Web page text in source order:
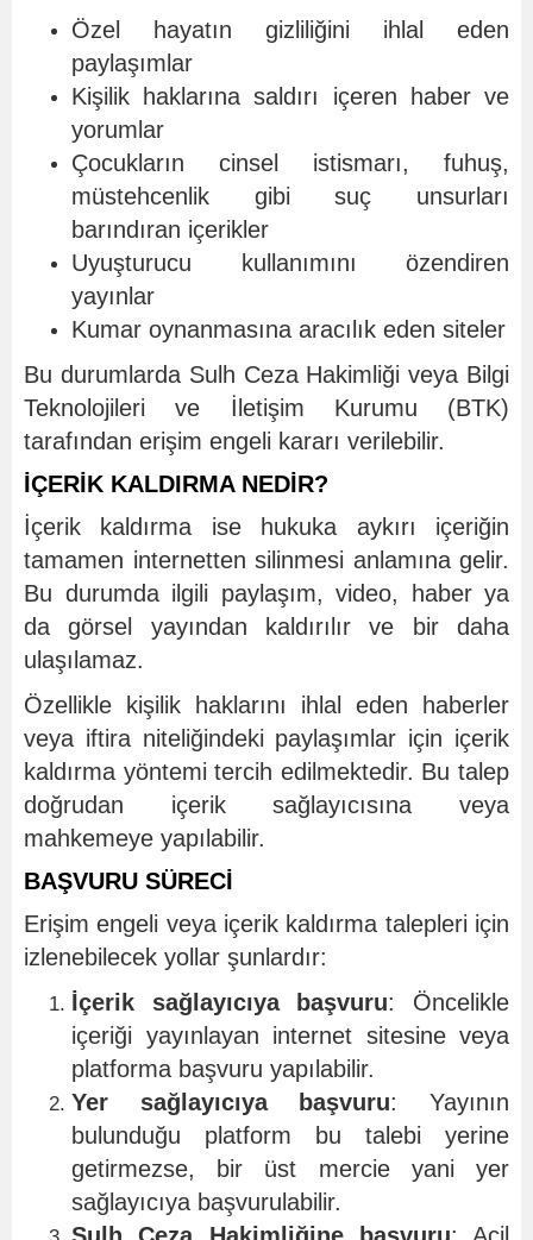
Özel hayatın gizliliğini ihlal eden
paylaşımlar
Kişilik haklarına saldırı içeren haber ve
yorumlar
Çocukların cinsel istismarı, fuhuş,
müstehcenlik gibi suç unsurları
barındıran içerikler
Uyuşturucu kullanımını özendiren
yayınlar
Kumar oynanmasına aracılık eden siteler
Bu durumlarda Sulh Ceza Hakimliği veya Bilgi
Teknolojileri ve İletişim Kurumu (BTK)
tarafından erişim engeli kararı verilebilir.
İÇERİK KALDIRMA NEDİR?
İçerik kaldırma ise hukuka aykırı içeriğin
tamamen internetten silinmesi anlamına gelir.
Bu durumda ilgili paylaşım, video, haber ya
da görsel yayından kaldırılır ve bir daha
ulaşılamaz.
Özellikle kişilik haklarını ihlal eden haberler
veya iftira niteliğindeki paylaşımlar için içerik
kaldırma yöntemi tercih edilmektedir. Bu talep
doğrudan içerik sağlayıcısına veya
mahkemeye yapılabilir.
BAŞVURU SÜRECİ
Erişim engeli veya içerik kaldırma talepleri için
izlenebilecek yollar şunlardır:
İçerik sağlayıcıya başvuru: Öncelikle
içeriği yayınlayan internet sitesine veya
platforma başvuru yapılabilir.
Yer sağlayıcıya başvuru: Yayının
bulunduğu platform bu talebi yerine
getirmezse, bir üst mercie yani yer
sağlayıcıya başvurulabilir.